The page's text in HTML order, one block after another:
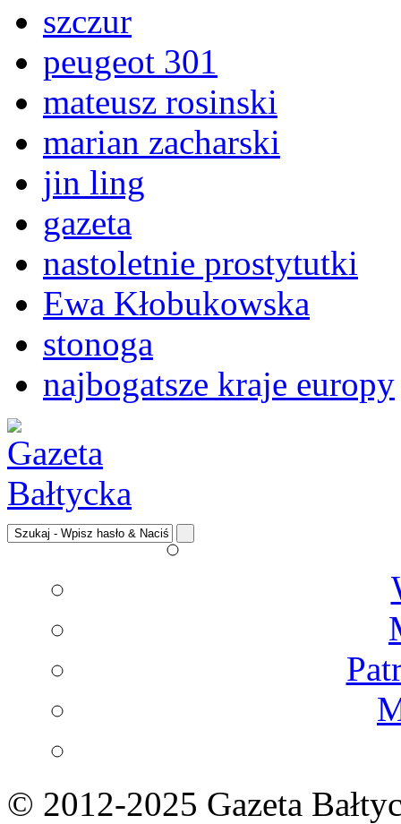
szczur
peugeot 301
mateusz rosinski
marian zacharski
jin ling
gazeta
nastoletnie prostytutki
Ewa Kłobukowska
stonoga
najbogatsze kraje europy
© 2012-2025 Gazeta